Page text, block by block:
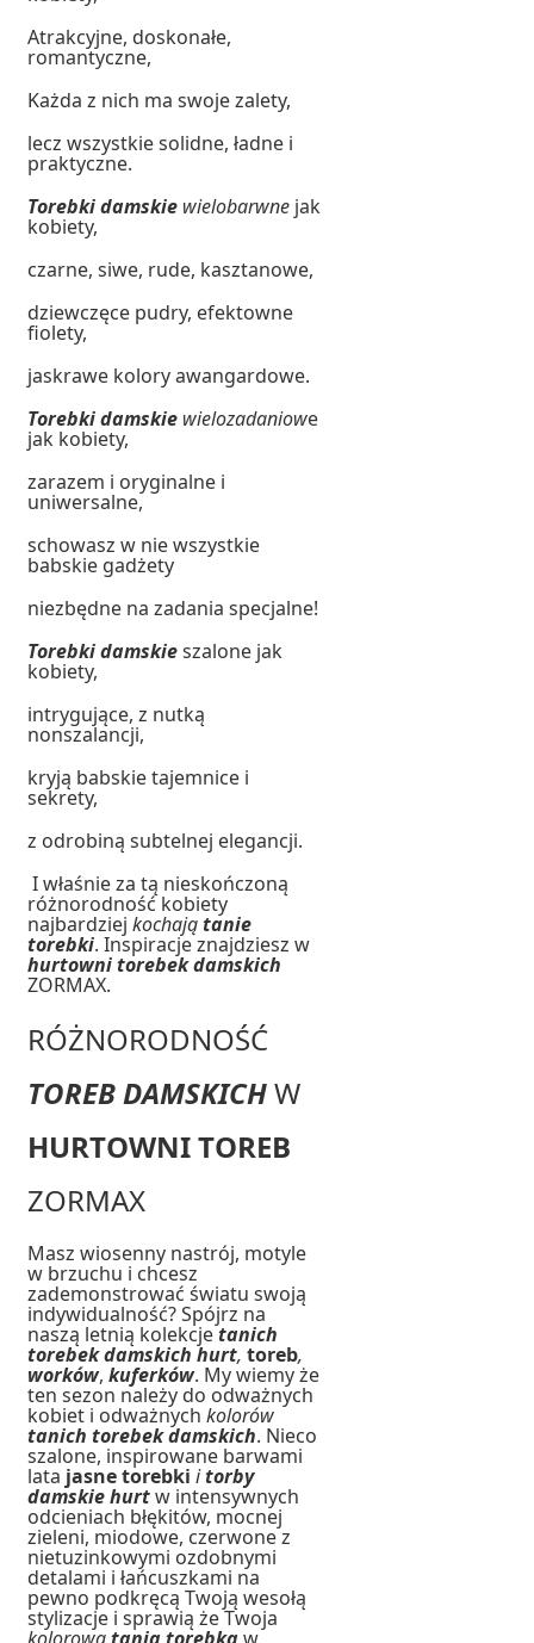
Atrakcyjne, doskonałe,
romantyczne,
Każda z nich ma swoje zalety,
lecz wszystkie solidne, ładne i
praktyczne.
Torebki damskie wielobarwne jak
kobiety,
czarne, siwe, rude, kasztanowe,
dziewczęce pudry, efektowne
fiolety,
jaskrawe kolory awangardowe.
Torebki damskie wielozadaniowe
jak kobiety,
zarazem i oryginalne i
uniwersalne,
schowasz w nie wszystkie
babskie gadżety
niezbędne na zadania specjalne!
Torebki damskieszalone jak
kobiety,
intrygujące, z nutką
nonszalancji,
kryją babskie tajemnice i
sekrety,
z odrobiną subtelnej elegancji.
I właśnie za tą nieskończoną
różnorodność kobiety
najbardziejkochajątanie
torebki. Inspiracje znajdziesz w
hurtowni torebek damskich
ZORMAX.
RÓŻNORODNOŚĆ
TOREB DAMSKICHW
HURTOWNI TOREB
ZORMAX
Masz wiosenny nastrój, motyle
w brzuchu i chcesz
zademonstrować światu swoją
indywidualność? Spójrz na
naszą letnią kolekcjetanich
torebek damskich hurt,toreb,
worków,kuferków. My wiemy że
ten sezon należy do odważnych
kobiet i odważnychkolorów
tanich torebek damskich. Nieco
szalone, inspirowane barwami
lata jasne torebki itorby
damskiehurtw intensywnych
odcieniach błękitów, mocnej
zieleni, miodowe, czerwone z
nietuzinkowymi ozdobnymi
detalami i łańcuszkami na
pewno podkręcą Twoją wesołą
stylizacje i sprawią że Twoja